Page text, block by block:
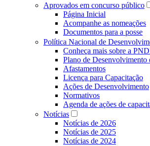
Aprovados em concurso público
Página Inicial
Acompanhe as nomeações
Documentos para a posse
Política Nacional de
Conheça mais sobre a
Plano de Desenvolvimento
Afastamentos
Licença para Capacitação
Ações de Desenvolvimento
Normativos
Agenda de ações de
Notícias
Notícias de 2026
Notícias de 2025
Notícias de 2024